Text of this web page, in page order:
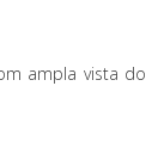
ampla vista do